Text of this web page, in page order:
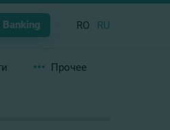
RO RU
Прочее